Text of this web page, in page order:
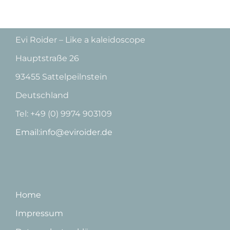
Evi Roider – Like a kaleidoscope
Hauptstraße 26
93455 Sattelpeilnstein
Deutschland
Tel: +49 (0) 9974 903109
Email:info@eviroider.de
Home
Impressum